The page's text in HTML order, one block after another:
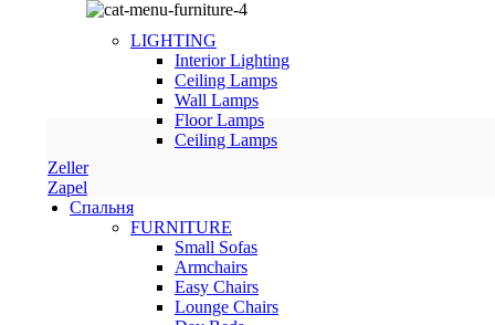
LIGHTING
Interior Lighting
Ceiling Lamps
Wall Lamps
Floor Lamps
Ceiling Lamps
Zeller
Zapel
Спальня
FURNITURE
Small Sofas
Armchairs
Easy Chairs
Lounge Chairs